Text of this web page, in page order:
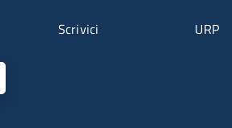
Scrivici URP